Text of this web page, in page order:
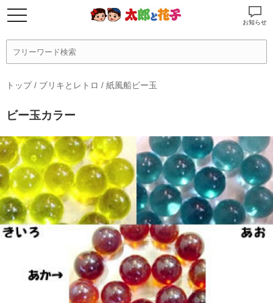
お知らせ
トップ/ ブリキとレトロ / 紙風船ビー玉
ビー玉カラー